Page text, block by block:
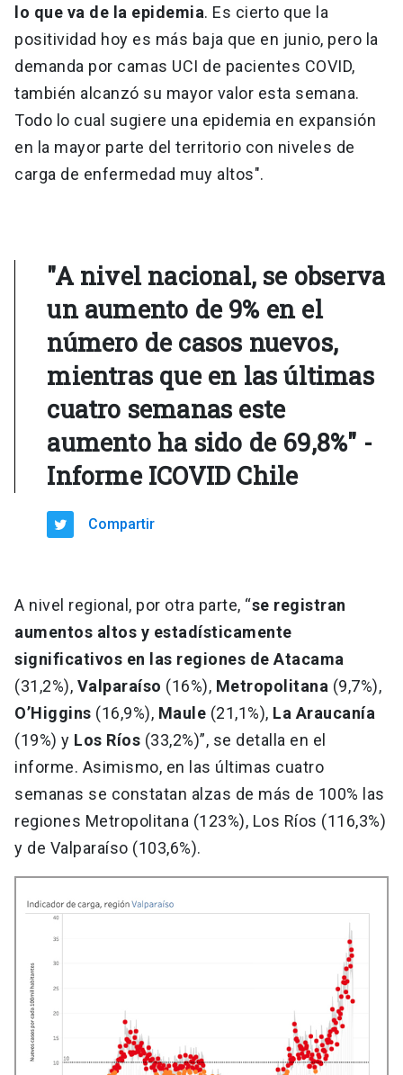
lo que va de la epidemia. Es cierto que la
positividad hoy es más baja que en junio, pero la
demanda por camas UCI de pacientes COVID,
también alcanzó su mayor valor esta semana.
Todo lo cual sugiere una epidemia en expansión
en la mayor parte del territorio con niveles de
carga de enfermedad muy altos".
"A nivel nacional, se observa
un aumento de 9% en el
número de casos nuevos,
mientras que en las últimas
cuatro semanas este
aumento ha sido de 69,8%" -
Informe ICOVID Chile
Compartir
A nivel regional, por otra parte, “se registran
aumentos altos y estadísticamente
significativos en las regiones de Atacama
(31,2%), Valparaíso (16%), Metropolitana (9,7%),
O’Higgins (16,9%), Maule (21,1%), La Araucanía
(19%) y Los Ríos (33,2%)”, se detalla en el
informe. Asimismo, en las últimas cuatro
semanas se constatan alzas de más de 100% las
regiones Metropolitana (123%), Los Ríos (116,3%)
y de Valparaíso (103,6%).